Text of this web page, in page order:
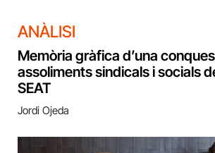
ANÀLISI
Memòria gràfica d’una
assoliments sindicals i socials
SEAT
Jordi Ojeda